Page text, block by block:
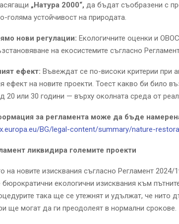
„Натура 2000“, да бъдат съобразени с
голяма устойчивост на природата.
нови регулации: Екологичните оценки и
на екосистемите съгласно
ефект: Въвеждат се по-високи критерии при
ефект на новите проекти. Тоест какво би било
20 или 30 години — върху околната среда от
за регламента може да бъде
BG/legal-content/summary/nature-
ликвидира големите проекти
на новите изисквания съгласно Регламент
бюрократични екологични изисквания към
така ще се утежнят и удължат, че нито
ще могат да ги преодолеят в нормални срокове.